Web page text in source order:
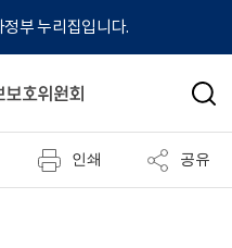
부 누리집입니다.
검
인쇄 공유